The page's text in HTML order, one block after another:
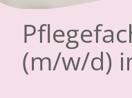
(m/w/d)